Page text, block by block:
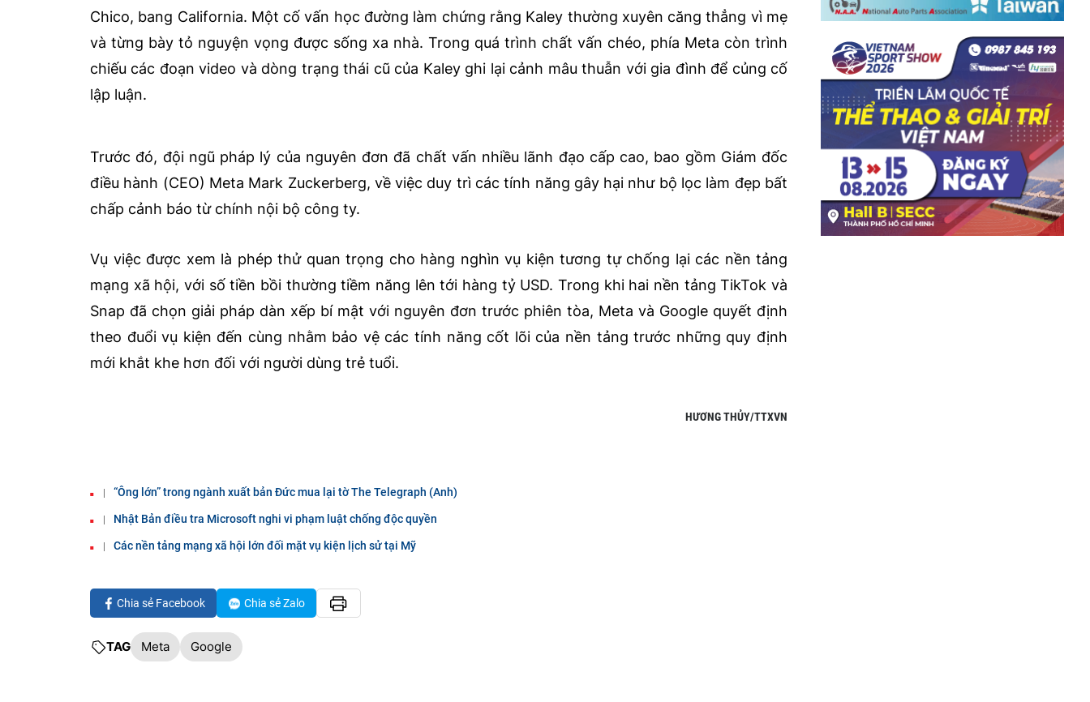
Chico, bang California. Một cố vấn học đường làm chứng rằng Kaley thường xuyên căng thẳng vì mẹ
và từng bày tỏ nguyện vọng được sống xa nhà. Trong quá trình chất vấn chéo, phía Meta còn trình
chiếu các đoạn video và dòng trạng thái cũ của Kaley ghi lại cảnh mâu thuẫn với gia đình để củng cố
lập luận.
Trước đó, đội ngũ pháp lý của nguyên đơn đã chất vấn nhiều lãnh đạo cấp cao, bao gồm Giám đốc
điều hành (CEO) Meta Mark Zuckerberg, về việc duy trì các tính năng gây hại như bộ lọc làm đẹp bất
chấp cảnh báo từ chính nội bộ công ty.
Vụ việc được xem là phép thử quan trọng cho hàng nghìn vụ kiện tương tự chống lại các nền tảng
mạng xã hội, với số tiền bồi thường tiềm năng lên tới hàng tỷ USD. Trong khi hai nền tảng TikTok và
Snap đã chọn giải pháp dàn xếp bí mật với nguyên đơn trước phiên tòa, Meta và Google quyết định
theo đuổi vụ kiện đến cùng nhằm bảo vệ các tính năng cốt lõi của nền tảng trước những quy định
mới khắt khe hơn đối với người dùng trẻ tuổi.
HƯƠNG THỦY/TTXVN
“Ông lớn” trong ngành xuất bản Đức mua lại tờ The Telegraph (Anh)
Nhật Bản điều tra Microsoft nghi vi phạm luật chống độc quyền
Các nền tảng mạng xã hội lớn đối mặt vụ kiện lịch sử tại Mỹ
Chia sẻ Facebook Chia sẻ Zalo
TAG Meta Google